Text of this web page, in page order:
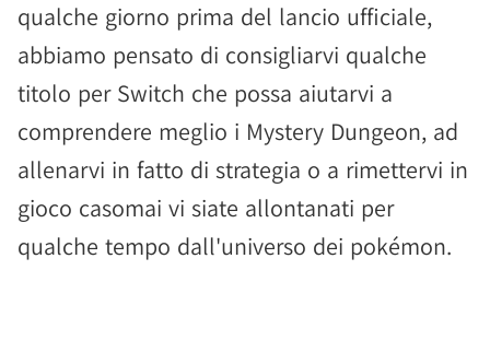
qualche giorno prima del lancio ufficiale,
abbiamo pensato di consigliarvi qualche
titolo per Switch che possa aiutarvi a
comprendere meglio i Mystery Dungeon, ad
allenarvi in fatto di strategia o a rimettervi in
gioco casomai vi siate allontanati per
qualche tempo dall'universo dei pokémon.